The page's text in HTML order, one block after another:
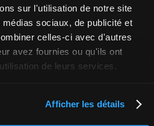
sur l'utilisation de notre site
sociaux, de publicité et
celles-ci avec d'autres
avez fournies ou qu'ils ont
de leurs services.
Afficher les détails